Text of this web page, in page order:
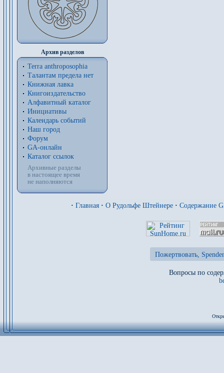
Архив разделов
Terra anthroposophia
Талантам предела нет
Книжная лавка
Книгоиздательство
Алфавитный каталог
Инициативы
Календарь событий
Наш город
Форум
GA-онлайн
Каталог ссылок
Архивные разделы
в настоящее время
не наполняются
· Главная · О Рудольфе Штейнере · Содержание
Пожертвовать,
Вопросы по